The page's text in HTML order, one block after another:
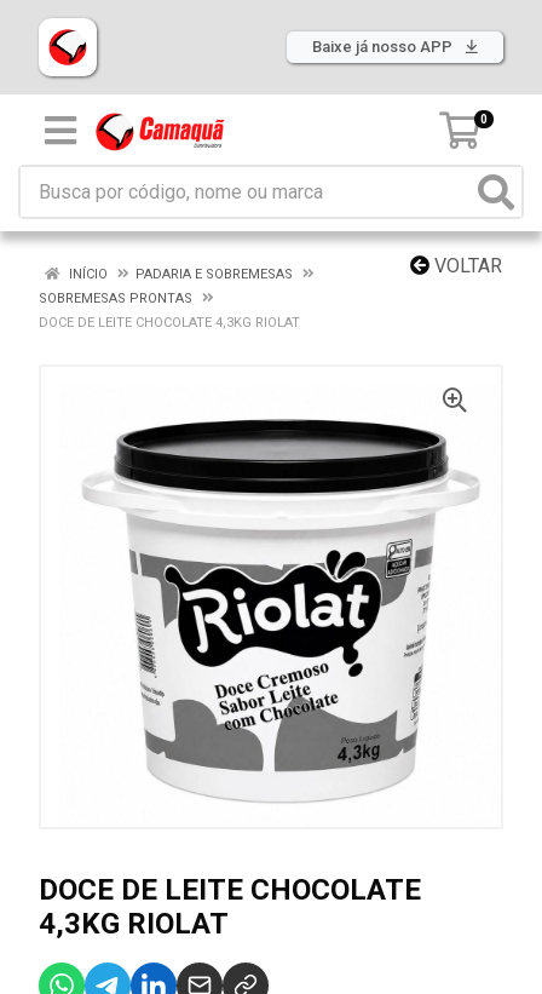
Baixe já nosso APP
0
VOLTAR
INÍCIO
PADARIA E SOBREMESAS
SOBREMESAS PRONTAS
DOCE DE LEITE CHOCOLATE 4,3KG RIOLAT
DOCE DE LEITE CHOCOLATE
4,3KG RIOLAT